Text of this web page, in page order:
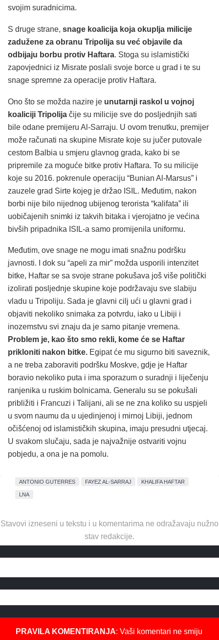
svojim suradnicima.
S druge strane, snage koalicija koja okuplja milicije
zadužene za obranu Tripolija su već objavile da
odbijaju borbu protiv Haftara. Stoga su islamistički
zapovjednici iz Misrate poslali svoje borce u grad i te su
snage spremne za operacije protiv Haftara.
Ono što se možda nazire je unutarnji raskol u vojnoj
koaliciji Tripolija čije su milicije sve do posljednjih sati
bile odane premijeru Al-Sarraju. U ovom trenutku, premijer
može računati na skupine Misrate koje su jučer putovale
cestom Balbia u smjeru glavnog grada, kako bi se
pripremile za moguće bitke protiv Haftara. To su milicije
koje su 2016. pokrenule operaciju “Bunian Al-Marsus” i
zauzele grad Sirte kojeg je držao ISIL. Međutim, nakon
borbi nije bilo nijednog ubijenog terorista “kalifata” ili
uobičajenih snimki iz takvih bitaka i vjerojatno je većina
bivših pripadnika ISIL-a samo promijenila uniformu.
Međutim, ove snage ne mogu imati snažnu podršku
javnosti. I dok su “apeli za mir” možda usporili intenzitet
bitke, Haftar se sa svoje strane pokušava još više politički
izolirati posljednje skupine koje podržavaju sve slabiju
vladu u Tripoliju. Sada je glavni cilj ući u glavni grad i
objaviti nekoliko snimaka za potvrdu, iako u Libiji i
inozemstvu svi znaju da je samo pitanje vremena.
Problem je, kao što smo rekli, kome će se Haftar
prikloniti nakon bitke. Egipat će mu sigurno biti saveznik,
a ne treba zaboraviti podršku Moskve, gdje je Haftar
boravio nekoliko puta i ima sporazum o suradnji i liječenju
ranjenika u ruskim bolnicama. Generalu su se pokušali
približiti i Francuzi i Talijani, ali se ne zna koliko su uspjeli
u svom naumu da u ujedinjenoj i mirnoj Libiji, jednom
očišćenoj od islamističkih skupina, imaju presudni utjecaj.
U svakom slučaju, sada je najvažnije ostvariti vojnu
pobjedu, a ona je na pomolu.
ANTONIO GUTERRES FAYEZ AL-SARRAJ KHALIFA HAFTAR
LNA
Stavovi izneseni u tekstu i u komentarima ne odražavaju nužno
stav redakcije.
PRAVILA KOMENTIRANJA: Vaši komentari ne smiju